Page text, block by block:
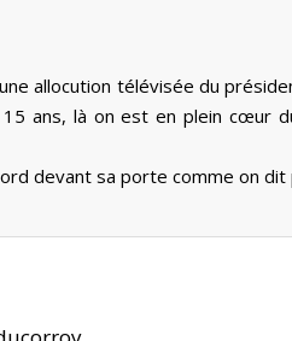
allocution télévisée du
ans, là on est en plein cœur
devant sa porte comme on dit